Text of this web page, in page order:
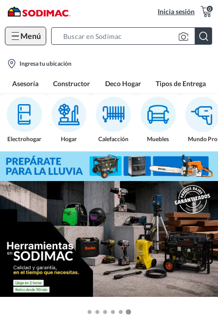
Inicia sesión 0
Menú
location-
Ingresa tu ubicación
Asesoría Constructor Deco Hogar Tipos de Entrega
Electrohogar Hogar Calefacción Muebles Mundo Pro